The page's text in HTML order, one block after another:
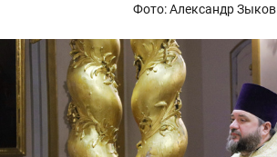
Фото: Александр Зыков